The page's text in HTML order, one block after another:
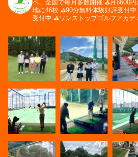
ペ、全国で毎月多数開催 ⛳️月6600
地に46校 ⛳️90分無料体験好評受付中
受付中 ⛳️ワンストップゴルフアカデ